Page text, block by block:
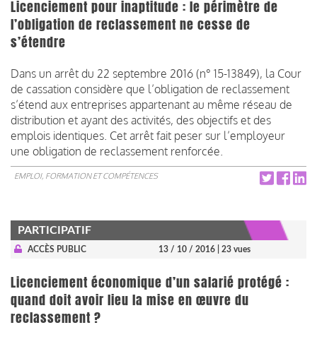
Licenciement pour inaptitude : le périmètre de
l’obligation de reclassement ne cesse de
s’étendre
Dans un arrêt du 22 septembre 2016 (n° 15-13849), la Cour
de cassation considère que l’obligation de reclassement
s’étend aux entreprises appartenant au même réseau de
distribution et ayant des activités, des objectifs et des
emplois identiques. Cet arrêt fait peser sur l’employeur
une obligation de reclassement renforcée.
EMPLOI, FORMATION ET COMPÉTENCES
PARTICIPATIF
ACCÈS PUBLIC 13 / 10 / 2016 | 23 vues
Licenciement économique d’un salarié protégé :
quand doit avoir lieu la mise en œuvre du
reclassement ?